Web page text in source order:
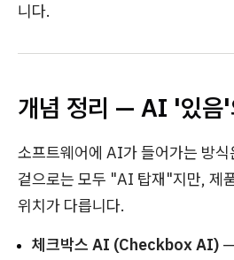
니다.
개념 정리 — AI '있음'
소프트웨어에 AI가 들어가는 방식
겉으로는 모두 "AI 탑재"지만, 제
위치가 다릅니다.
체크박스 AI (Checkbox AI)